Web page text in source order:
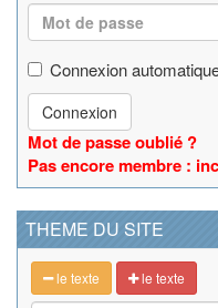
Connexion
Connexion
Mot de passe oublié ?
Pas encore membre :
THEME DU SITE
le texte le texte